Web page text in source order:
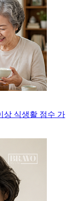
상 식생활 점수 가